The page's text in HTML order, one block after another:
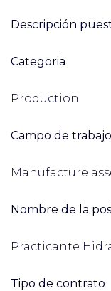
Descripción
Categoria
Production
Campo de
Manufacture
Nombre de la
Practicante
Tipo de contrato